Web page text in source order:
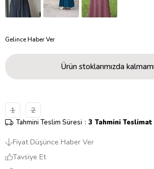
Gelince Haber Ver
Ürün stoklarımızda
1 2
Tahmini Teslim Süresi : 3 Tahmini
Fiyat Düşünce Haber Ver
Tavsiye Et